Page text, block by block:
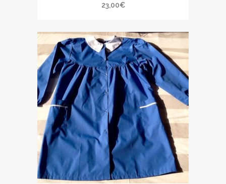
23,00€